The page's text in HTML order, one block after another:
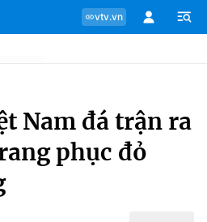
vtv.vn
Nam đá trận ra
phục đỏ